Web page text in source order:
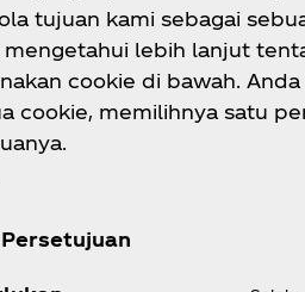
diumumkan pada 17 Januari
termasuk namun
acara dari atau ke
Indonesia menunjuk PT
yang akan hadir pada
Indonesia menunjuk
pemenang.
tujuan kami sebagai
mengetahui lebih lanjut
cookie di bawah.
cookie, memilihnya satu